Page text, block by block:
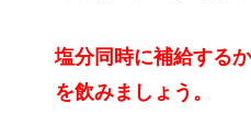
塩分同時に補給する
を飲みましょう。